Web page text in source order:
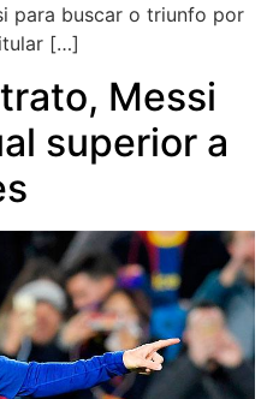
para buscar o triunfo por
[…]
Messi
superior a